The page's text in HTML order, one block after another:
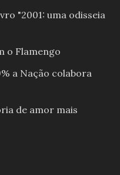
"2001: uma odisseia
o Flamengo
a Nação colabora
de amor mais